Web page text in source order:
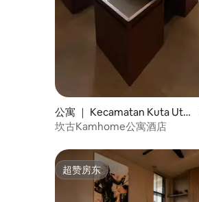
公寓 ｜ Kecamatan Kuta Utar
a
坎古Kamhome公寓酒店
超赞房东
超赞房东